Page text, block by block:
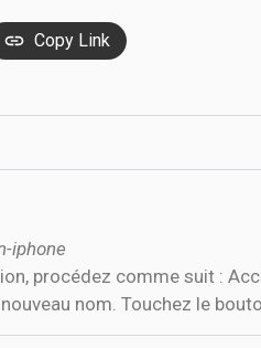
Copy Link
iphone
procédez comme suit :
nom. Touchez le